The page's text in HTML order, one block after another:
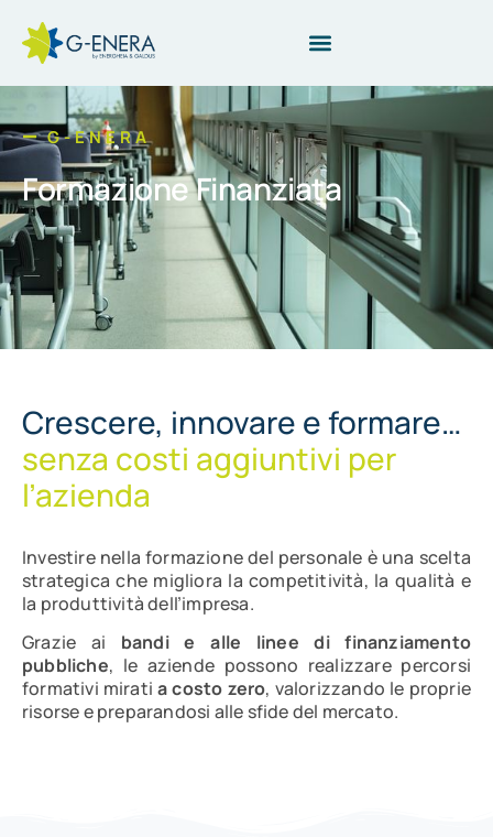
G-ENERA
Formazione Finanziata
Crescere, innovare e formare…
senza costi aggiuntivi per
l’azienda
Investire nella formazione del personale è una scelta
strategica che migliora la competitività, la qualità e
la produttività dell’impresa.
Grazie ai bandi e alle linee di finanziamento
pubbliche, le aziende possono realizzare percorsi
formativi miratia costo zero, valorizzando le proprie
risorse e preparandosi alle sfide del mercato.